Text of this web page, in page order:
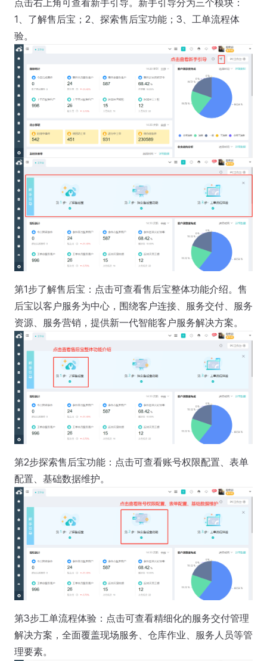
1、了解售后宝；2、探索售后宝功能；3、工单流程体
验。
第1步了解售后宝：点击可查看售后宝整体功能介绍。售
后宝以客户服务为中心，围绕客户连接、服务交付、服务
资源、服务营销，提供新一代智能客户服务解决方案。
第2步探索售后宝功能：点击可查看账号权限配置、表单
配置、基础数据维护。
第3步工单流程体验：点击可查看精细化的服务交付管理
解决方案，全面覆盖现场服务、仓库作业、服务人员等管
理要素。